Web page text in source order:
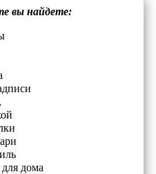
вы найдете:
дома